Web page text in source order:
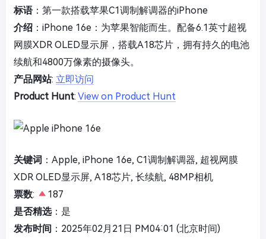
标语：第一款搭载苹果C1调制解调器的iPhone
介绍 ：iPhone 16e：为苹果智能而生。配备6.1英寸超视
网膜XDR OLED显示屏，搭载A18芯片，拥有持久的电池
续航和4800万像素的摄像头。
产品网站: 立即访问
Product Hunt: View on Product Hunt
关键词 ：Apple, iPhone 16e, C1调制解调器, 超视网膜
XDR OLED显示屏, A18芯片, 长续航, 48MP相机
票数:
187
是否精选：是
发布时间 ：2025年02月21日 PM04:01 (北京时间)